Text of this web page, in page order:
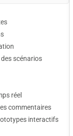
scénarios
réel
commentaires
interactifs